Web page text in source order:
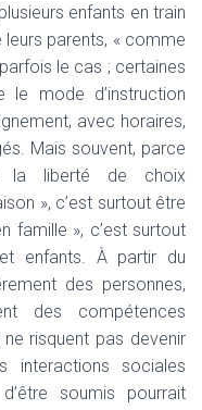
enfants en train
parents, « comme
le cas ; certaines
le mode d’instruction
avec horaires,
Mais souvent, parce
la liberté de choix
», c’est surtout être
famille », c’est surtout
et enfants. À partir du
des personnes,
des compétences
risquent pas devenir
interactions sociales
soumis pourrait